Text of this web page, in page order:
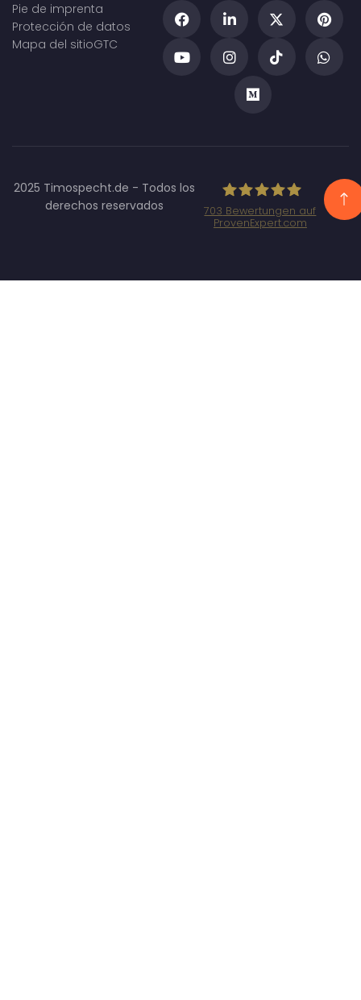
Pie de imprenta
Protección de datos
Mapa del sitioGTC
2025 Timospecht.de - Todos los
derechos reservados
Marketing
703 Bewertungen auf
ProvenExpert.com